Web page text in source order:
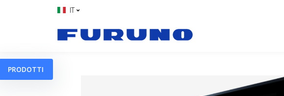
IT
PRODOTTI